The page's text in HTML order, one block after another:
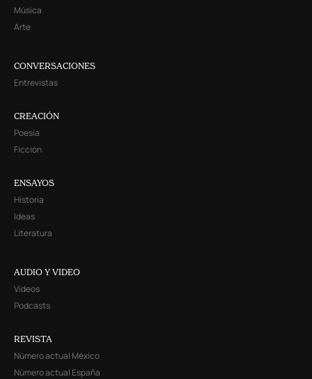
Música
Arte
CONVERSACIONES
Entrevistas
CREACIÓN
Poesía
Ficción
ENSAYOS
Historia
Ideas
Literatura
AUDIO Y VIDEO
Videos
Podcasts
REVISTA
Número actual México
Número actual España